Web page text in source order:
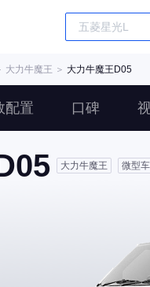
大力牛魔王 ＞ 大力牛魔王D05
配置 口碑
大力牛魔王 微型车